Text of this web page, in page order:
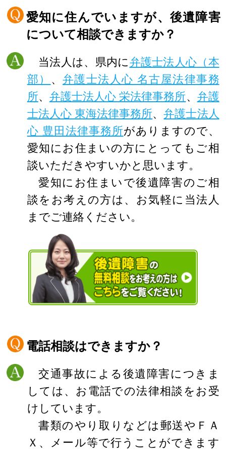
愛知に住んでいますが、後遺障害
について相談できますか？
当法人は、県内に弁護士法人心（本
部） 、弁護士法人心 名古屋法律事務
所、 弁護士法人心 栄法律事務所、 弁護
士法人心 東海法律事務所、弁護士法人
心 豊田法律事務所がありますので、
愛知にお住まいの方にとってもご相
談いただきやすいかと思います。
愛知にお住まいで後遺障害のご相
談をお考えの方は、お気軽に当法人
までご連絡ください。
電話相談はできますか？
交通事故による後遺障害につきま
しては、お電話での法律相談をお受
けしています。
書類のやり取りなどは郵送やＦＡ
Ｘ、メール等で行うことができます